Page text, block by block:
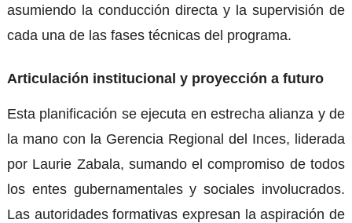
asumiendo la conducción directa y la supervisión de
cada una de las fases técnicas del programa.
Articulación institucional y proyección a futuro
Esta planificación se ejecuta en estrecha alianza y de
la mano con la Gerencia Regional del Inces, liderada
por Laurie Zabala, sumando el compromiso de todos
los entes gubernamentales y sociales involucrados.
Las autoridades formativas expresan la aspiración de